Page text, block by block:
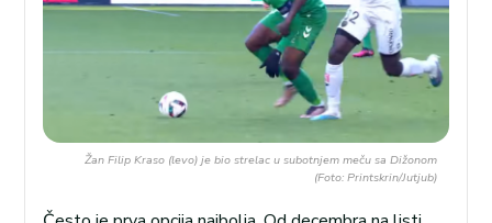
Žan Filip Kraso (levo) je bio strelac u subotnjem meču sa Dižonom
(Foto: Printskrin/Jutjub)